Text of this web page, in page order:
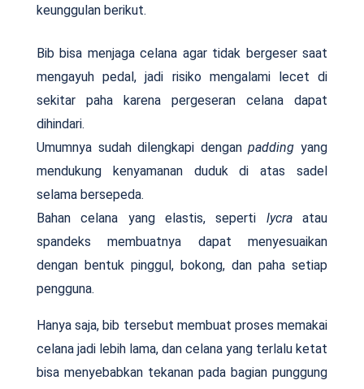
keunggulan berikut.
Bib bisa menjaga celana agar tidak bergeser saat
mengayuh pedal, jadi risiko mengalami lecet di
sekitar paha karena pergeseran celana dapat
dihindari.
Umumnya sudah dilengkapi denganpadding yang
mendukung kenyamanan duduk di atas sadel
selama bersepeda.
Bahan celana yang elastis, seperti lycraatau
spandeks membuatnya dapat menyesuaikan
dengan bentuk pinggul, bokong, dan paha setiap
pengguna.
Hanya saja, bib tersebut membuat proses memakai
celana jadi lebih lama, dan celana yang terlalu ketat
bisa menyebabkan tekanan pada bagian punggung